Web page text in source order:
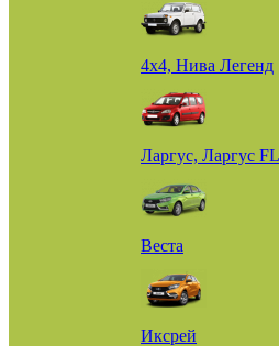
4х4, Нива Легенд
Ларгус, Ларгус FL
Веста
Иксрей